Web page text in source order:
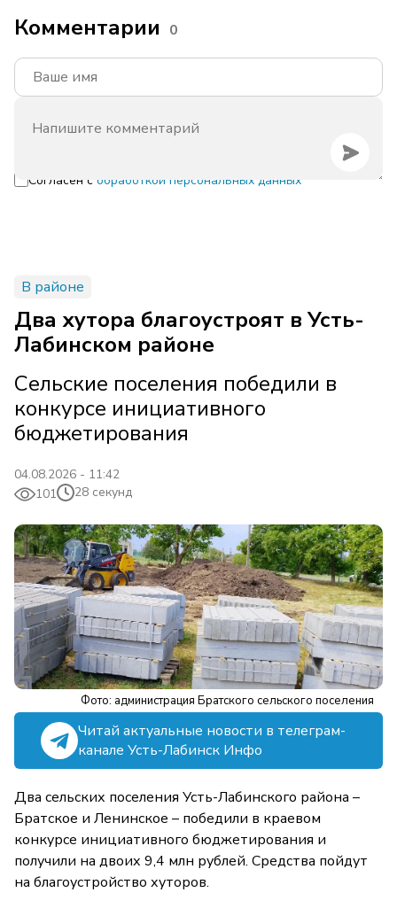
Комментарии 0
Согласен с обработкой персональных данных
В районе
Два хутора благоустроят в Усть-
Лабинском районе
Сельские поселения победили в
конкурсе инициативного
бюджетирования
04.08.2026 - 11:42
101
28 секунд
Фото: администрация Братского сельского поселения
Читай актуальные новости в телеграм-
канале Усть-Лабинск Инфо
Два сельских поселения Усть-Лабинского района –
Братское и Ленинское – победили в краевом
конкурсе инициативного бюджетирования и
получили на двоих 9,4 млн рублей. Средства пойдут
на благоустройство хуторов.